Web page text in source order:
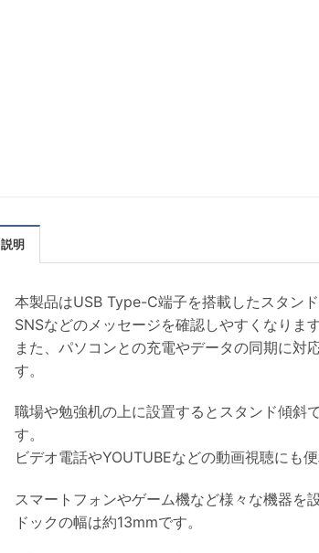
説明
本製品はUSB Type-C端子を搭載したスタン
SNSなどのメッセージを確認しやすくなります
また、パソコンとの充電やデータの同期に対
す。
職場や勉強机の上に設置するとスタンド傾斜
す。
ビデオ電話やYOUTUBEなどの動画視聴にも
スマートフォンやゲーム機など様々な機器を
ドックの幅は約13mmです。